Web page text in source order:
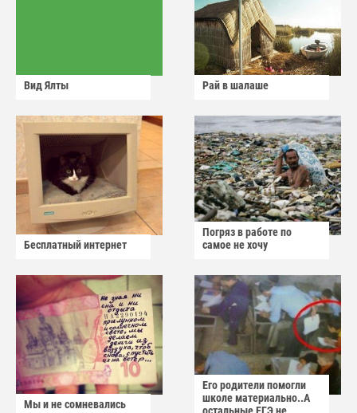
Вид Ялты Рай в шалаше
Бесплатный интернет
Погряз в работе по
самое не хочу
Мы и не сомневались
Его родители помогли
школе материально..А